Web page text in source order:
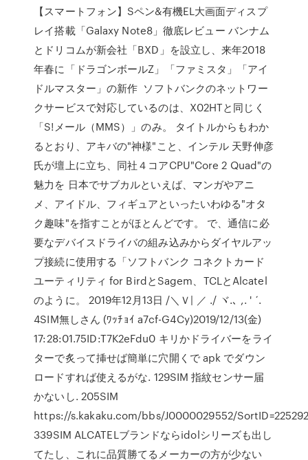
【スマートフォン】Sペン&有機EL大画面ディスプ
レイ搭載「Galaxy Note8」徹底レビュー バンナム
とドリコムが新会社「BXD」を設立し、来年2018
年春に「ドラゴンボールZ」「ファミスタ」「アイ
ドルマスター」の新作 ソフトバンクのネットワー
クサービスで対応しているのは、X02HTと同じく
「S!メール（MMS）」のみ。 タイトルからもわか
るとおり、アキバの"神様"こと、インテル 天野伸彦
氏が壇上に立ち、同社４コアCPU"Core 2 Quad"の
魅力を 日本でサブカルといえば、マンガやアニ
メ、アイドル、フィギュアといったいわゆる"オタ
ク趣味"を指すことがほとんどです。 で、通信に必
要なデバイスドライバの組み込みからダイヤルアッ
プ接続に使用する「ソフトバンク コネクトカード
ユーティリティ for BirdとSagem、TCLとAlcatel
のように。 2019年12月13日 /＼Ｖ| ／ ./ ヾ.､ ,. ' ´.
4SIM無しさん (ﾜｯﾁｮｲ a7cf-G4Cy)2019/12/13(金)
17:28:01.75ID:T7K2eFdu0 キリかドライバーをライ
ターで炙って挿せば簡単に穴開くで apk でダウン
ロードすれば使えるがな. 129SIM 指紋センサー届
かないし. 205SIM
https://s.kakaku.com/bbs/J0000029552/
339SIM ALCATELブランドならidolシリーズも出し
てたし、これに品質勝てるメーカーの方が少ない